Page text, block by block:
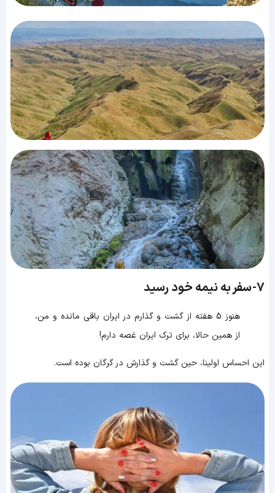
7- سفر به نیمه خود رسید
هنوز 5 هفته از گشت و گذارم در ایران باقی مانده و من،
از همین حالا، برای ترک ایران غصه دارم!
این احساس اولینا، حین گشت و گذارش در گرگان بوده است.